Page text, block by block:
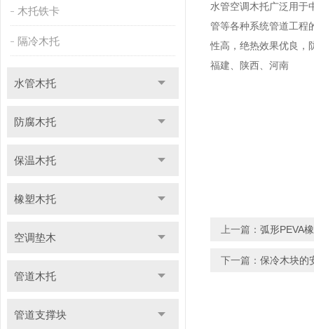
木托铁卡
隔冷木托
水管木托
防腐木托
保温木托
橡塑木托
空调垫木
管道木托
管道支撑块
水管空调木托广泛用于
管等各种系统管道工程
性高，绝热效果优良，
福建、陕西、河南
上一篇： 弧形PEVA
下一篇： 保冷木块的